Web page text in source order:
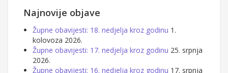
Najnovije objave
Župne obavijesti: 18. nedjelja kroz godinu 1.
kolovoza 2026.
Župne obavijesti: 17. nedjelja kroz godinu 25. srpnja
2026.
Župne obavijesti: 16. nedjelja kroz godinu 17. srpnja